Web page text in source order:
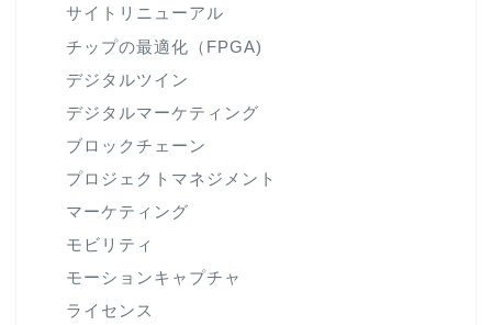
サイトリニューアル
チップの最適化（FPGA)
デジタルツイン
デジタルマーケティング
ブロックチェーン
プロジェクトマネジメント
マーケティング
モビリティ
モーションキャプチャ
ライセンス